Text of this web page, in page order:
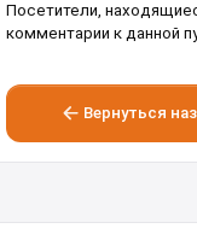
Посетители,
комментарии к данной
Вернуться